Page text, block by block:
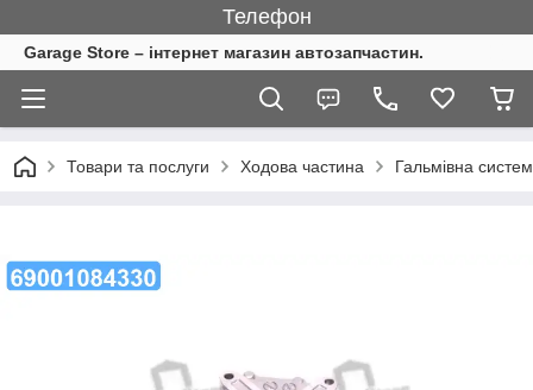
Телефон
Garage Store – інтернет магазин автозапчастин.
Товари та послуги Ходова частина Гальмівна